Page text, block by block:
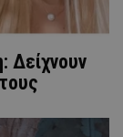
Δείχνουν